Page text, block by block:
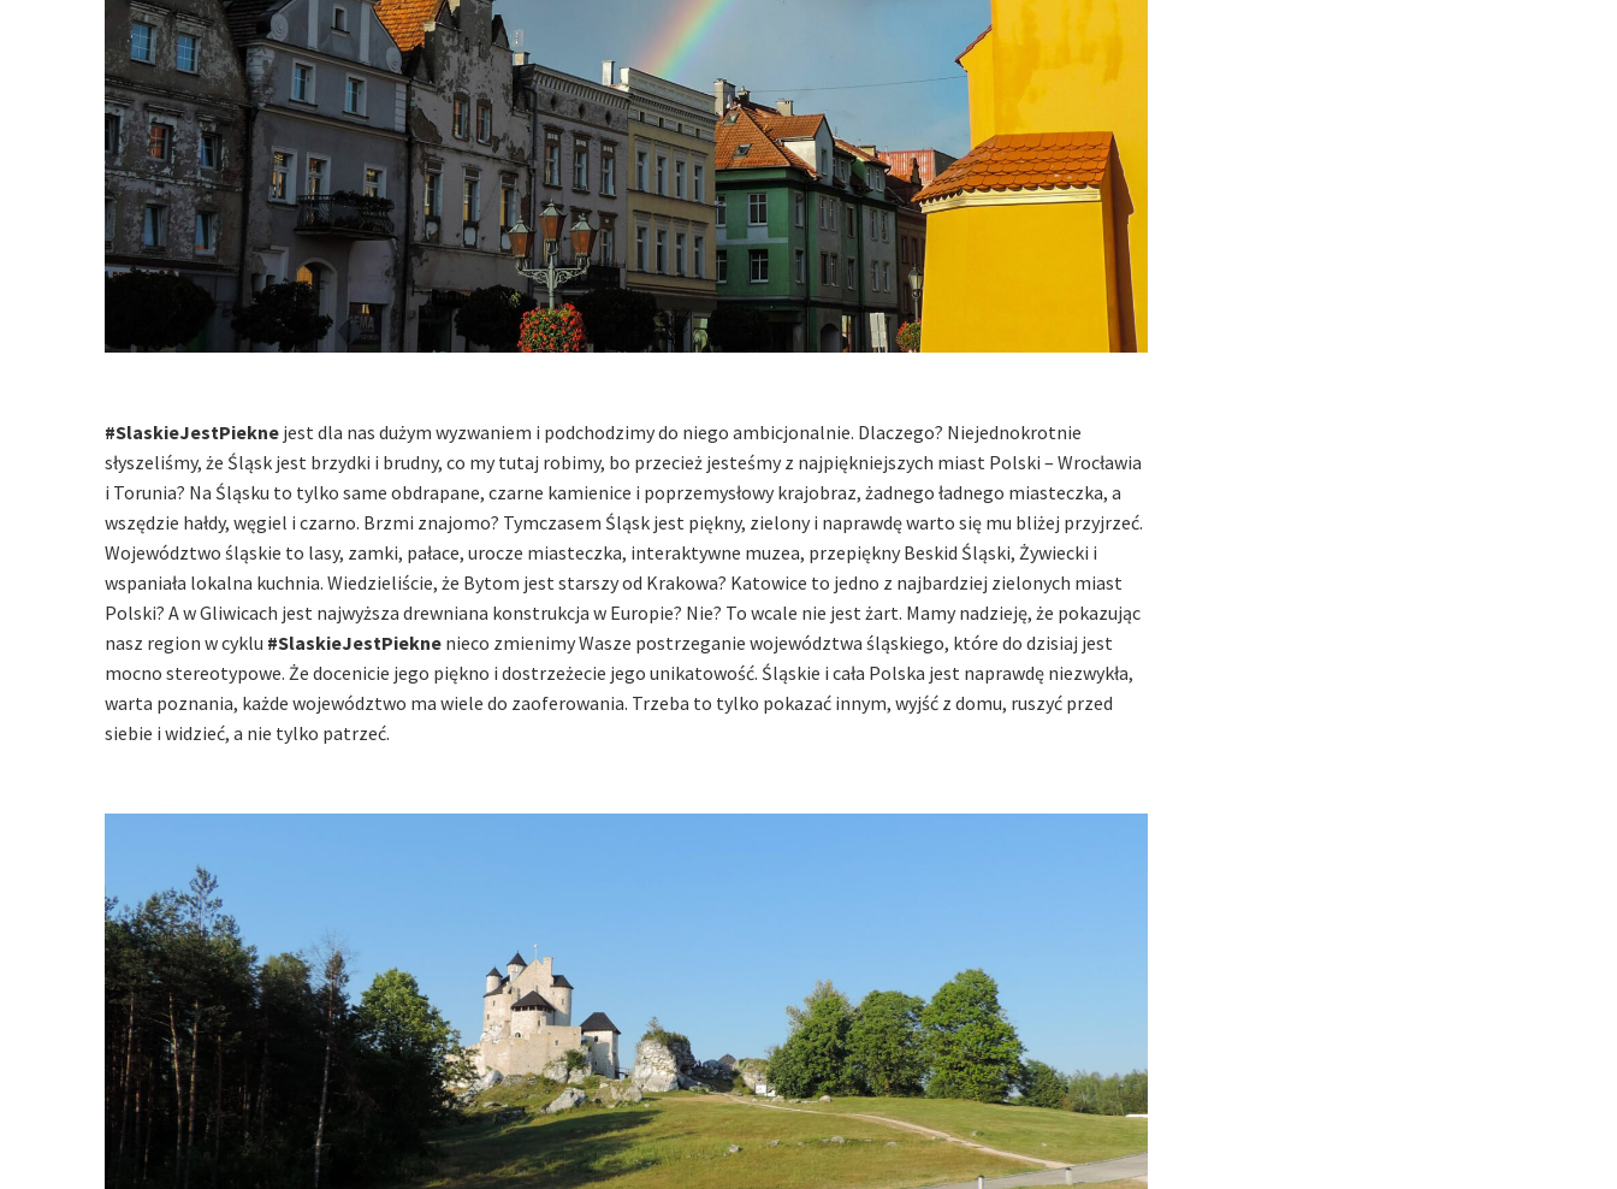
#SlaskieJestPiekne jest dla nas dużym wyzwaniem i podchodzimy do niego ambicjonalnie. Dlaczego? Niejednokrotnie
słyszeliśmy, że Śląsk jest brzydki i brudny, co my tutaj robimy, bo przecież jesteśmy z najpiękniejszych miast Polski – Wrocławia
i Torunia? Na Śląsku to tylko same obdrapane, czarne kamienice i poprzemysłowy krajobraz, żadnego ładnego miasteczka, a
wszędzie hałdy, węgiel i czarno. Brzmi znajomo? Tymczasem Śląsk jest piękny, zielony i naprawdę warto się mu bliżej przyjrzeć.
Województwo śląskie to lasy, zamki, pałace, urocze miasteczka, interaktywne muzea, przepiękny Beskid Śląski, Żywiecki i
wspaniała lokalna kuchnia. Wiedzieliście, że Bytom jest starszy od Krakowa? Katowice to jedno z najbardziej zielonych miast
Polski? A w Gliwicach jest najwyższa drewniana konstrukcja w Europie? Nie? To wcale nie jest żart. Mamy nadzieję, że pokazując
nasz region w cyklu #SlaskieJestPiekne nieco zmienimy Wasze postrzeganie województwa śląskiego, które do dzisiaj jest
mocno stereotypowe. Że docenicie jego piękno i dostrzeżecie jego unikatowość. Śląskie i cała Polska jest naprawdę niezwykła,
warta poznania, każde województwo ma wiele do zaoferowania. Trzeba to tylko pokazać innym, wyjść z domu, ruszyć przed
siebie i widzieć, a nie tylko patrzeć.